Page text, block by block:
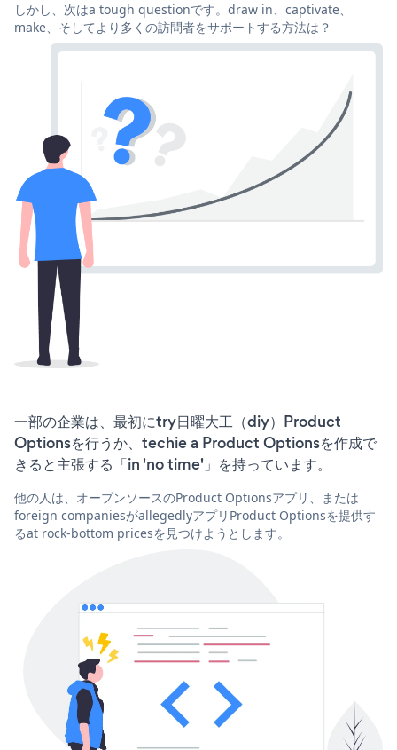
しかし、次はa tough questionです。draw in、captivate、
make、そしてより多くの訪問者をサポートする方法は？
一部の企業は、最初にtry日曜大工（diy）Product
Optionsを行うか、techie a Product Optionsを作成で
きると主張する「in 'no time'」を持っています。
他の人は、オープンソースのProduct Optionsアプリ、または
foreign companiesがallegedlyアプリProduct Optionsを提供す
るat rock-bottom pricesを見つけようとします。